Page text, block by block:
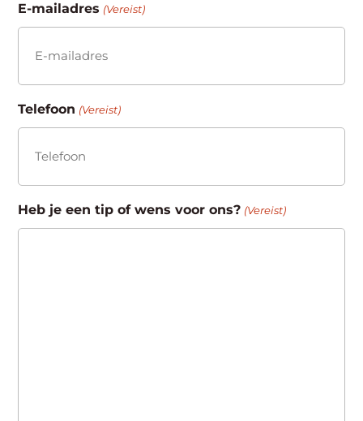
E-mailadres (Vereist)
Telefoon (Vereist)
Heb je een tip of wens voor ons? (Vereist)